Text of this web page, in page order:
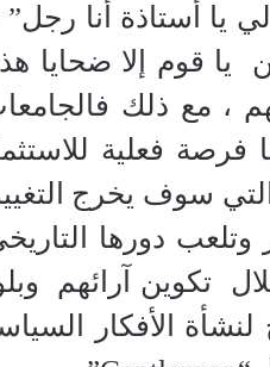
أستاذة أنا رجل”
قوم إلا ضحايا هذه
، مع ذلك
فعلية
سوف يخرج
دورها
تكوين آرائهم
الأفكار